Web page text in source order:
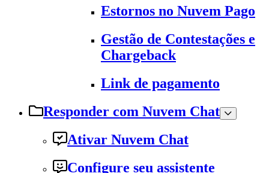
Estornos no Nuvem Pago
Gestão de Contestações e
Chargeback
Link de pagamento
Responder com Nuvem Chat
Ativar Nuvem Chat
Configure seu assistente